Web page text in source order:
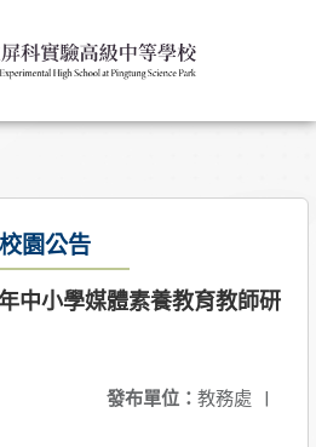
校園公告
中小學媒體素養教育教師研
發布單位： 教務處 |